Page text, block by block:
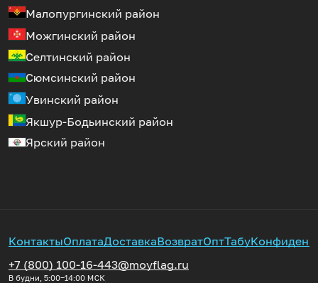
Малопургинский район
Можгинский район
Селтинский район
Сюмсинский район
Увинский район
Якшур-Бодьинский район
Ярский район
КонтактыОплатаДоставкаВозвратОптТабу
+7 (800) 100-16-44
В будни, 5:00‒14:00 МСК
3@moyflag.ru